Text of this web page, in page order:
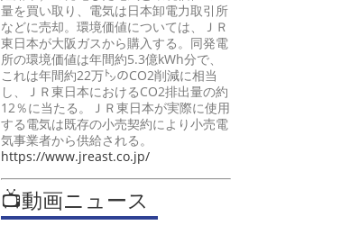
量を買い取り、電気は日本卸電力取引所
などに売却。環境価値については、ＪＲ
東日本が大阪ガスから購入する。同発電
所の環境価値は年間約5.3億kWh分で、
これは年間約22万㌧のCO2削減に相当
し、ＪＲ東日本におけるCO2排出量の約
12％に当たる。ＪＲ東日本が実際に使用
する電気は既存の小売契約により小売電
気事業者から供給される。
https://www.jreast.co.jp/
📺動画ニュース